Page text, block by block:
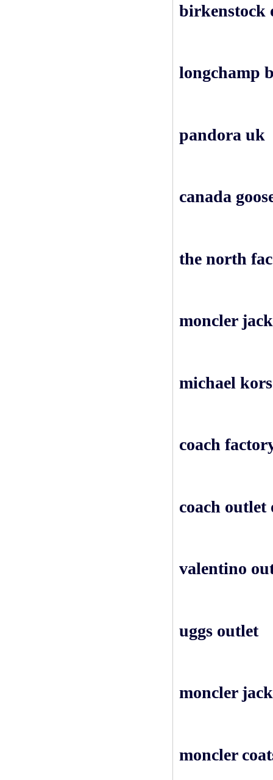
birkenstock
longchamp
pandora uk
canada
the north
moncler
michael
coach
coach outlet
valentino
uggs outlet
moncler
moncler